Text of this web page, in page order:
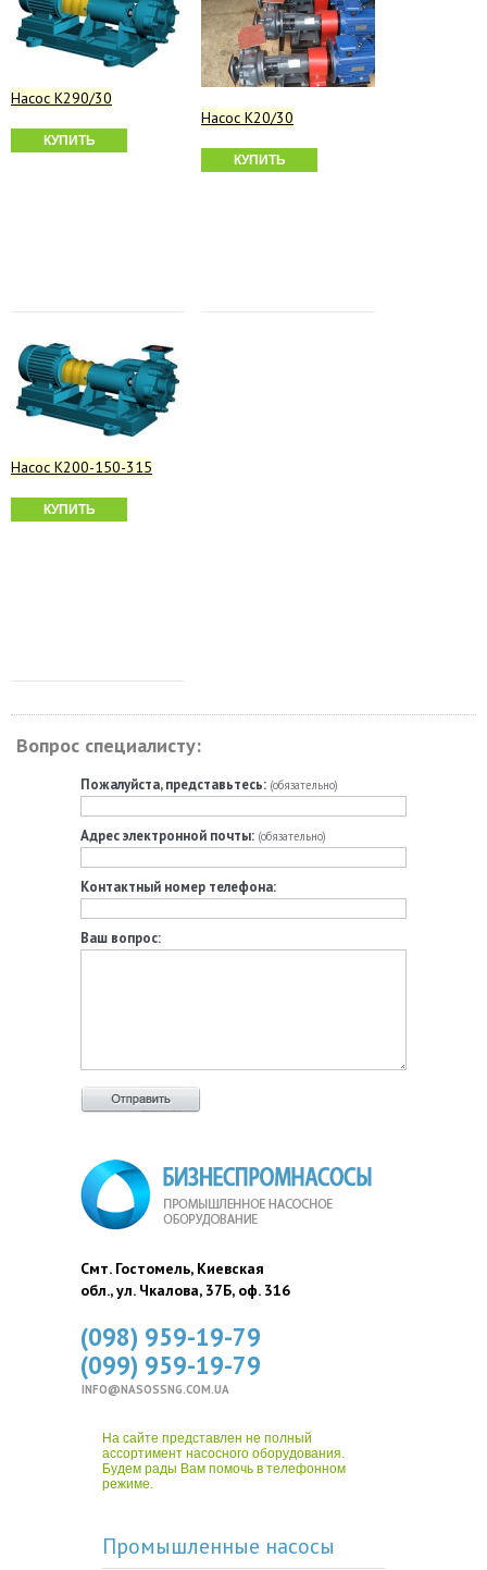
Насос К290/30
КУПИТЬ
Насос К20/30
КУПИТЬ
Насос К200-150-315
КУПИТЬ
Вопрос специалисту:
Пожалуйста, представьтесь: (обязательно)
Адрес электронной почты: (обязательно)
Контактный номер телефона:
Ваш вопрос:
Смт. Гостомель, Киевская
обл., ул. Чкалова, 37Б, оф. 316
(098) 959-19-79
(099) 959-19-79
INFO@NASOSSNG.COM.UA
На сайте представлен не полный
ассортимент насосного оборудования.
Будем рады Вам помочь в телефонном
режиме.
Промышленные насосы